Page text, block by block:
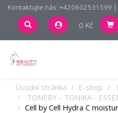
Kontaktujte nás: +420602531599
0 Kč
Úvodní stránka E-shop
TONERY - TONIKA -
Cell by Cell Hydra C